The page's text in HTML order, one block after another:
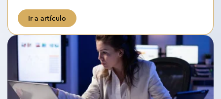
Ir a artículo